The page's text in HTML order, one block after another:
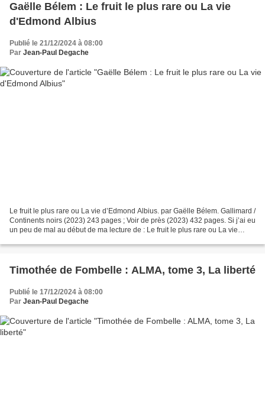
Gaëlle Bélem : Le fruit le plus rare ou La vie
d'Edmond Albius
Publié le 21/12/2024 à 08:00
Par Jean-Paul Degache
Le fruit le plus rare ou La vie d’Edmond Albius. par Gaëlle Bélem. Gallimard /
Continents noirs (2023) 243 pages ; Voir de près (2023) 432 pages. Si j’ai eu
un peu de mal au début de ma lecture de : Le fruit le plus rare ou La vie
Timothée de Fombelle : ALMA, tome 3, La liberté
Publié le 17/12/2024 à 08:00
Par Jean-Paul Degache